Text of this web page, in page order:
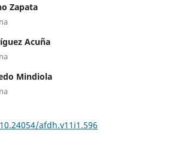
Zapata
Acuña
Mindiola
afdh.v11i1.596